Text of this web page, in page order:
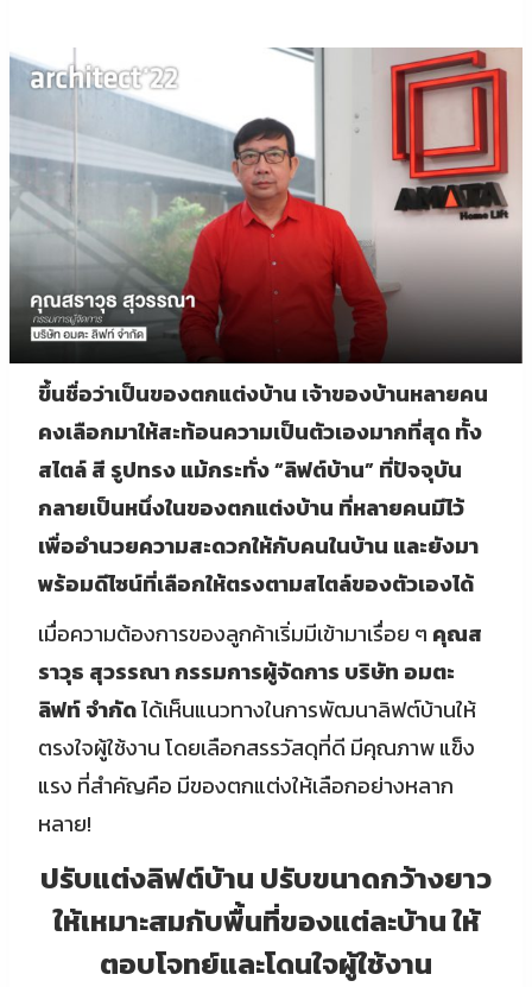
ขึ้นชื่อว่าเป็นของตกแต่งบ้าน เจ้าของบ้านหลายคน
คงเลือกมาให้สะท้อนความเป็นตัวเองมากที่สุด ทั้ง
สไตล์ สี รูปทรง แม้กระทั่ง “ลิฟต์บ้าน” ที่ปัจจุบัน
กลายเป็นหนึ่งในของตกแต่งบ้าน ที่หลายคนมีไว้
เพื่ออำนวยความสะดวกให้กับคนในบ้าน และยังมา
พร้อมดีไซน์ที่เลือกให้ตรงตามสไตล์ของตัวเองได้
เมื่อความต้องการของลูกค้าเริ่มมีเข้ามาเรื่อย ๆ คุณส
ราวุธ สุวรรณา กรรมการผู้จัดการ บริษัท อมตะ
ลิฟท์ จำกัดได้เห็นแนวทางในการพัฒนาลิฟต์บ้านให้
ตรงใจผู้ใช้งาน โดยเลือกสรรวัสดุที่ดี มีคุณภาพ แข็ง
แรง ที่สำคัญคือ มีของตกแต่งให้เลือกอย่างหลาก
หลาย!
ปรับแต่งลิฟต์บ้าน ปรับขนาดกว้างยาว
ให้เหมาะสมกับพื้นที่ของแต่ละบ้าน ให้
ตอบโจทย์และโดนใจผู้ใช้งาน